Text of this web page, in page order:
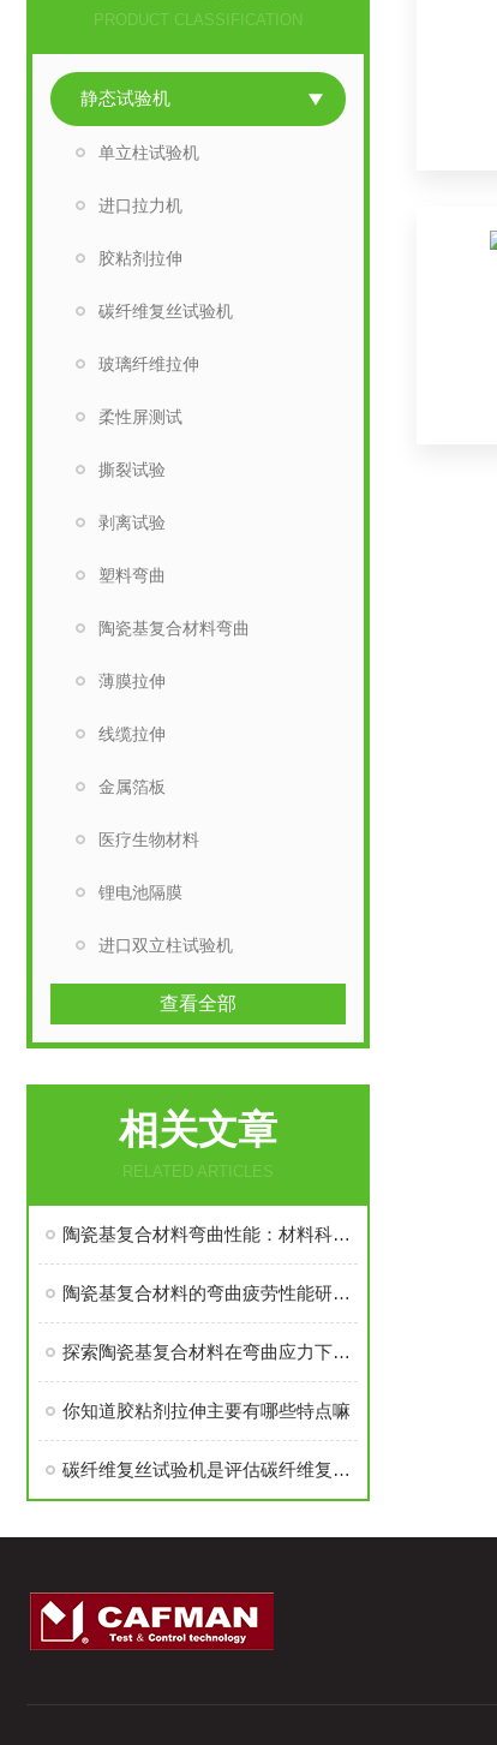
PRODUCT CLASSIFICATION
静态试验机
单立柱试验机
进口拉力机
胶粘剂拉伸
碳纤维复丝试验机
玻璃纤维拉伸
柔性屏测试
撕裂试验
剥离试验
塑料弯曲
陶瓷基复合材料弯曲
薄膜拉伸
线缆拉伸
金属箔板
医疗生物材料
锂电池隔膜
进口双立柱试验机
查看全部
相关文章
RELATED ARTICLES
陶瓷基复合材料弯曲性能：材料科学的“韧性革命”
陶瓷基复合材料的弯曲疲劳性能研究综述
探索陶瓷基复合材料在弯曲应力下的性能优势
你知道胶粘剂拉伸主要有哪些特点嘛
碳纤维复丝试验机是评估碳纤维复丝材料性能的重要设备